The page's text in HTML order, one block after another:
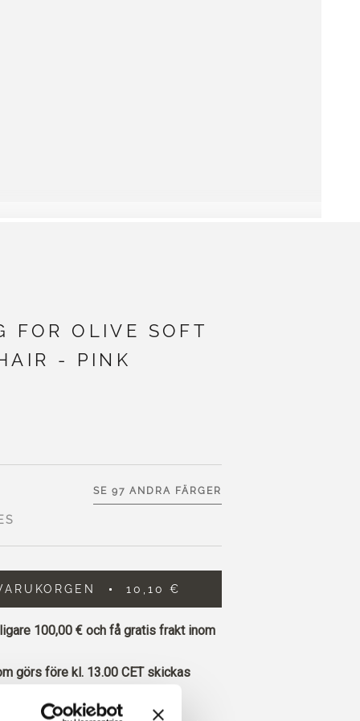
FOR OLIVE SOFT
- PINK
SE 97 ANDRA FÄRGER
10,10 €
100,00 € och få gratis frakt inom
görs före kl. 13.00 CET skickas